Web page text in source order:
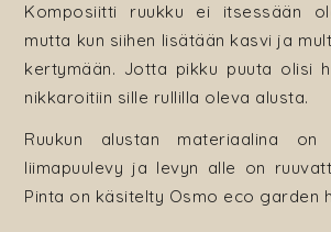
Komposiitti ruukku ei itsessään
mutta kun siihen lisätään kasvi ja
kertymään. Jotta pikku puuta olisi
nikkaroitiin sille rullilla oleva alusta.
Ruukun alustan materiaalina
liimapuulevy ja levyn alle on
Pinta on käsitelty Osmo eco garden